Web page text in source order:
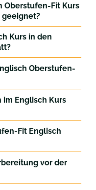
Oberstufen-Fit Kurs
Kurs in den
Oberstufen-
Englisch Kurs
Fit Englisch
vor der